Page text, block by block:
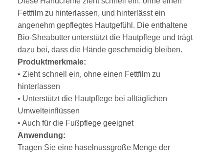
Fettfilm zu hinterlassen, und hinterlässt ein
angenehm gepflegtes Hautgefühl. Die enthaltene
Bio-Sheabutter unterstützt die Hautpflege und trägt
dazu bei, dass die Hände geschmeidig bleiben.
Produktmerkmale:
• Zieht schnell ein, ohne einen Fettfilm zu
hinterlassen
• Unterstützt die Hautpflege bei alltäglichen
Umwelteinflüssen
• Auch für die Fußpflege geeignet
Anwendung:
Tragen Sie eine haselnussgroße Menge der